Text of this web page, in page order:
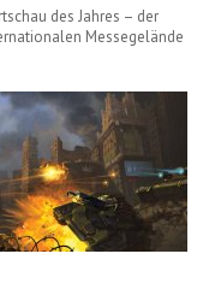
des Jahres – der
Messegelände